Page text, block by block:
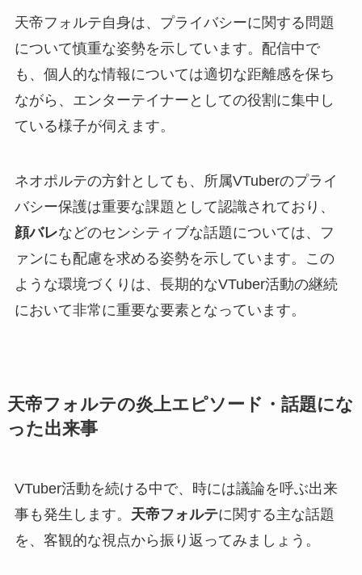
天帝フォルテ自身は、プライバシーに関する問題
について慎重な姿勢を示しています。配信中で
も、個人的な情報については適切な距離感を保ち
ながら、エンターテイナーとしての役割に集中し
ている様子が伺えます。
ネオポルテの方針としても、所属VTuberのプライ
バシー保護は重要な課題として認識されており、
顔バレなどのセンシティブな話題については、フ
ァンにも配慮を求める姿勢を示しています。この
ような環境づくりは、長期的なVTuber活動の継続
において非常に重要な要素となっています。
天帝フォルテの炎上エピソード・話題にな
った出来事
VTuber活動を続ける中で、時には議論を呼ぶ出来
事も発生します。 天帝フォルテに関する主な話題
を、客観的な視点から振り返ってみましょう。